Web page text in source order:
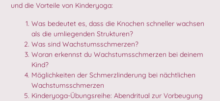
und die Vorteile von Kinderyoga:
Was bedeutet es, dass die Knochen schneller wachsen
als die umliegenden Strukturen?
Was sind Wachstumsschmerzen?
Woran erkennst du Wachstumsschmerzen bei deinem
Kind?
Möglichkeiten der Schmerzlinderung bei nächtlichen
Wachstumsschmerzen
Kinderyoga-Übungsreihe: Abendritual zur Vorbeugung